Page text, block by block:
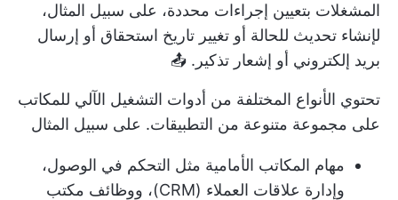
المشغلات بتعيين إجراءات محددة، على سبيل المثال،
لإنشاء تحديث للحالة أو تغيير تاريخ استحقاق أو إرسال
بريد إلكتروني أو إشعار تذكير. 📤
تحتوي الأنواع المختلفة من أدوات التشغيل الآلي للمكاتب
على مجموعة متنوعة من التطبيقات. على سبيل المثال
مهام المكاتب الأمامية مثل التحكم في الوصول،
وإدارة علاقات العملاء (CRM)، ووظائف مكتب